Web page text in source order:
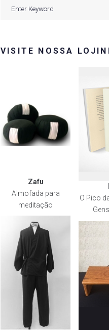
VISITE NOSSA
Zafu
Almofada para
meditação
O Pico